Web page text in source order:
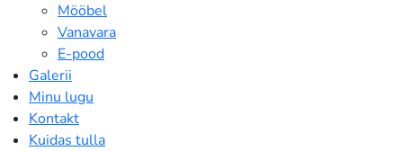
Mööbel
Vanavara
E-pood
Galerii
Minu lugu
Kontakt
Kuidas tulla